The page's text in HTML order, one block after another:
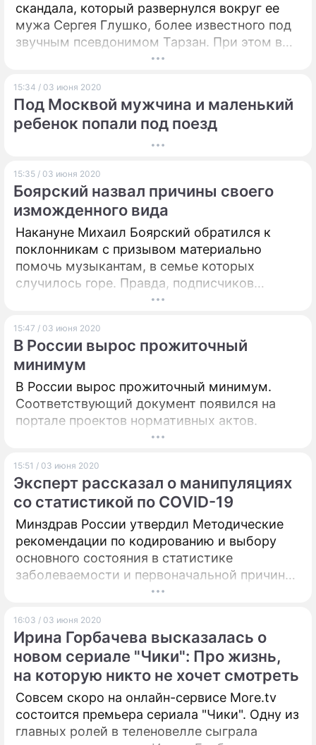
скандала, который развернулся вокруг ее
мужа Сергея Глушко, более известного под
звучным псевдонимом Тарзан. При этом в
Сети утверждают, что артистка внешне
15:34 / 03 июня 2020
Под Москвой мужчина и маленький
ребенок попали под поезд
15:35 / 03 июня 2020
Боярский назвал причины своего
изможденного вида
Накануне Михаил Боярский обратился к
поклонникам с призывом материально
помочь музыкантам, в семье которых
случилось горе. Правда, подписчиков
больше заинтересовал внешний вид актера.
15:47 / 03 июня 2020
В России вырос прожиточный
минимум
В России вырос прожиточный минимум.
Соответствующий документ появился на
портале проектов нормативных актов.
15:51 / 03 июня 2020
Эксперт рассказал о манипуляциях
со статистикой по CОVID-19
Минздрав России утвердил Методические
рекомендации по кодированию и выбору
основного состояния в статистике
заболеваемости и первоначальной причины
в статистике смертности, связанных с
рекомендации направлены в регионы для
использования в работе. Их реализация
позволит усовершенствовать учет случаев
смерти от COVID-19 в качестве основной
причины либо в составе прочих причин,
которые могли осложнить течение
основного заболевания.
16:03 / 03 июня 2020
Ирина Горбачева высказалась о
новом сериале "Чики": Про жизнь,
на которую никто не хочет смотреть
Совсем скоро на онлайн-сервисе More.tv
состоится премьера сериала "Чики". Одну из
главных ролей в теленовелле сыграла